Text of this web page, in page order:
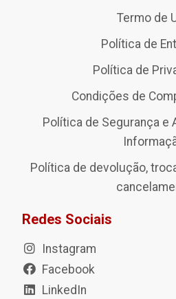
Termo de
Política de
Política de
Condições de
Política de Segurança e
Política de devolução,
Redes Sociais
Instagram
Facebook
LinkedIn